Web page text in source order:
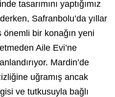
tasarımını yaptığımız
Safranbolu’da yıllar
bir konağın yeni
Aile Evi’ne
Mardin’de
uğramış ancak
ve tutkusuyla bağlı